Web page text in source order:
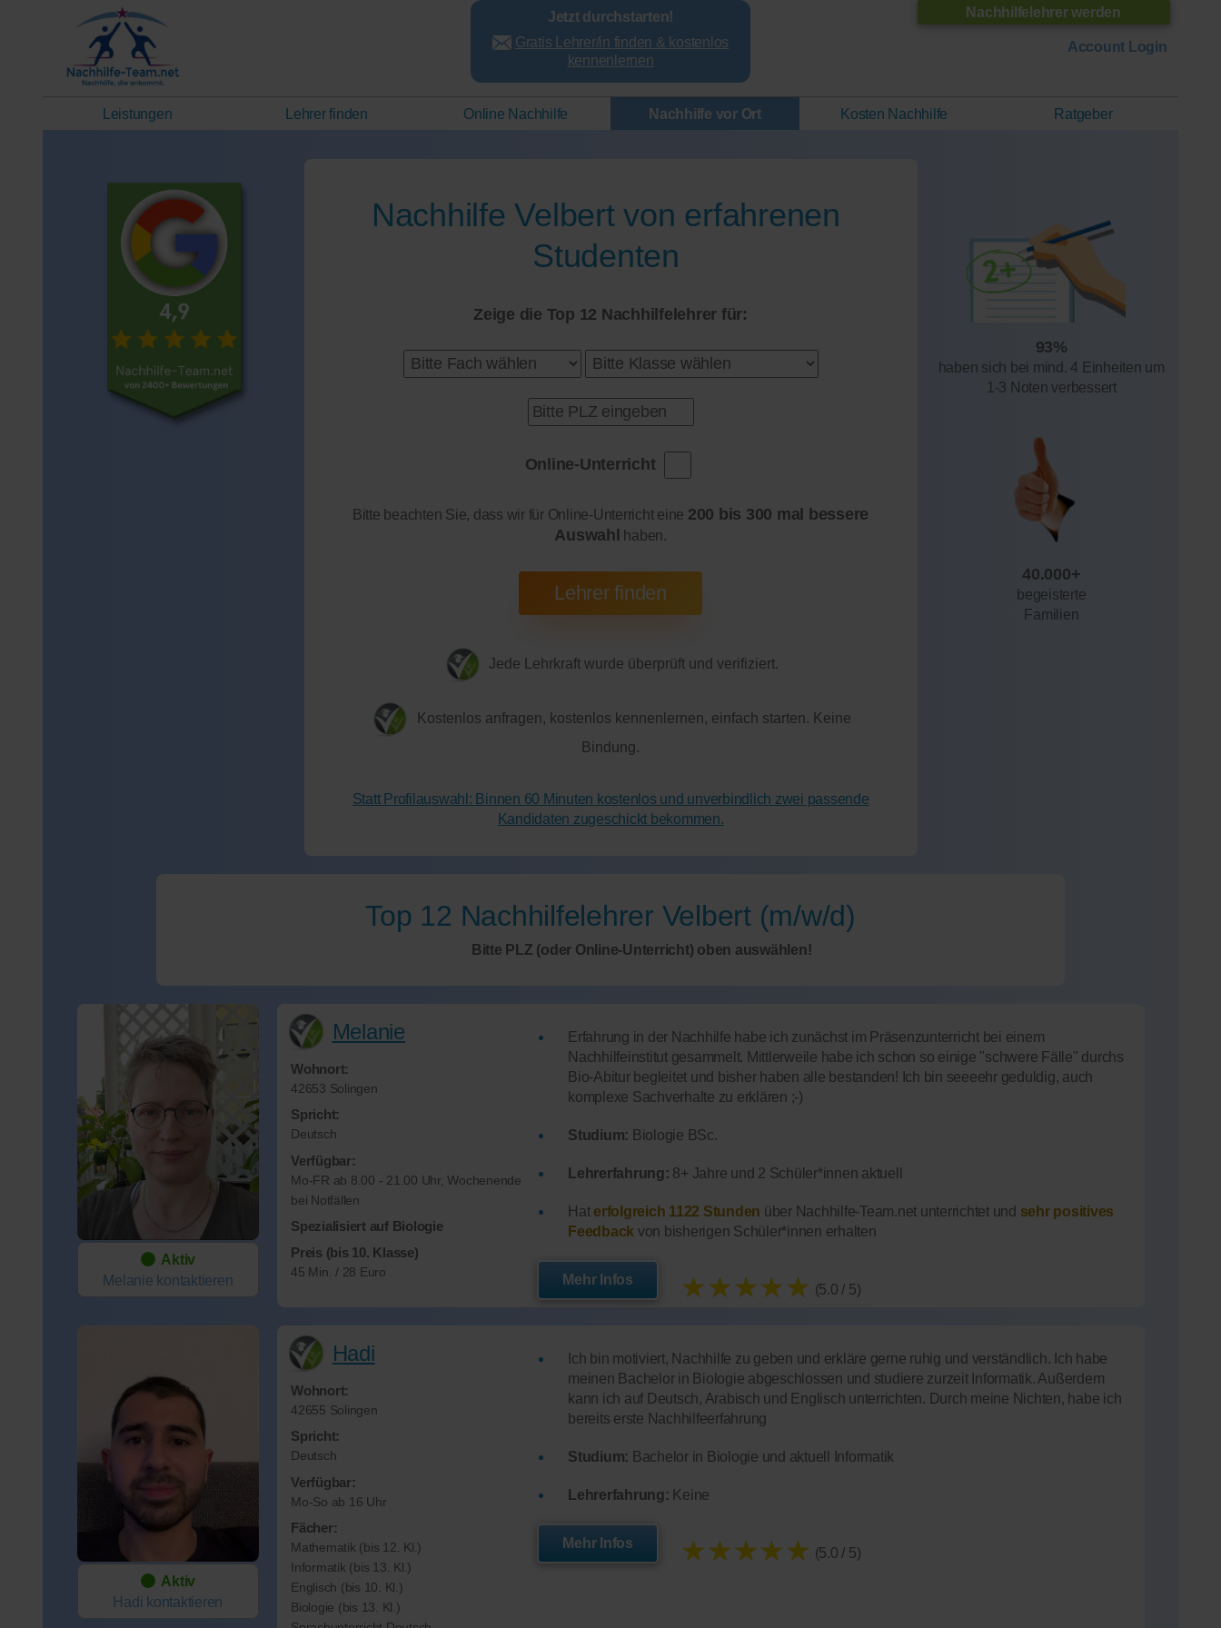
Nachhilfelehrer werden
Account Login
Jetzt durchstarten!
Gratis Lehrer/in finden & kostenlos
kennenlernen
Leistungen Lehrer finden Online Nachhilfe Nachhilfe vor Ort Kosten Nachhilfe Ratgeber
93%
haben sich bei mind. 4 Einheiten um
1-3 Noten verbessert
40.000+
begeisterte
Familien
Nachhilfe Velbert von erfahrenen
Studenten
Zeige die Top 12 Nachhilfelehrer für:
Online-Unterricht
Bitte beachten Sie, dass wir für Online-Unterricht eine 200 bis 300 mal bessere
Auswahl
haben.
Jede Lehrkraft wurde überprüft und verifiziert.
Kostenlos anfragen, kostenlos kennenlernen, einfach starten. Keine
Bindung.
Statt Profilauswahl: Binnen 60 Minuten kostenlos und unverbindlich zwei passende
Kandidaten zugeschickt bekommen.
Top 12 Nachhilfelehrer Velbert (m/w/d)
Bitte PLZ (oder Online-Unterricht) oben auswählen!
Aktiv
Melanie kontaktieren
Erfahrung in der Nachhilfe habe ich zunächst im Präsenzunterricht bei einem
Nachhilfeinstitut gesammelt. Mittlerweile habe ich schon so einige "schwere Fälle" durchs
Bio-Abitur begleitet und bisher haben alle bestanden! Ich bin seeeehr geduldig, auch
komplexe Sachverhalte zu erklären ;-)
Studium: Biologie BSc.
Lehrerfahrung: 8+ Jahre und 2 Schüler*innen aktuell
Hat erfolgreich 1122 Stunden über Nachhilfe-Team.net unterrichtet und sehr positives
Feedback von bisherigen Schüler*innen erhalten
Mehr Infos ★★★★★ (5.0 / 5)
Melanie
Wohnort:
42653 Solingen
Spricht:
Deutsch
Verfügbar:
Mo-FR ab 8.00 - 21.00 Uhr, Wochenende
bei Notfällen
Spezialisiert auf Biologie
Preis (bis 10. Klasse)
45 Min. / 28 Euro
Aktiv
Hadi kontaktieren
Ich bin motiviert, Nachhilfe zu geben und erkläre gerne ruhig und verständlich. Ich habe
meinen Bachelor in Biologie abgeschlossen und studiere zurzeit Informatik. Außerdem
kann ich auf Deutsch, Arabisch und Englisch unterrichten. Durch meine Nichten, habe ich
bereits erste Nachhilfeerfahrung
Studium: Bachelor in Biologie und aktuell Informatik
Lehrerfahrung: Keine
Mehr Infos ★★★★★ (5.0 / 5)
Hadi
Wohnort:
42655 Solingen
Spricht:
Deutsch
Verfügbar:
Mo-So ab 16 Uhr
Fächer:
Mathematik (bis 12. Kl.)
Informatik (bis 13. Kl.)
Englisch (bis 10. Kl.)
Biologie (bis 13. Kl.)